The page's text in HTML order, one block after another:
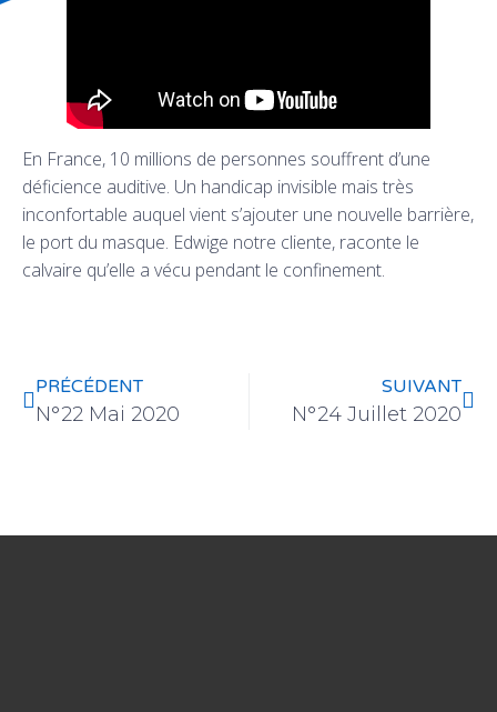
En France, 10 millions de personnes souffrent d’une
déficience auditive. Un handicap invisible mais très
inconfortable auquel vient s’ajouter une nouvelle barrière,
le port du masque. Edwige notre cliente, raconte le
calvaire qu’elle a vécu pendant le confinement.
PRÉCÉDENT
N°22 Mai 2020
SUIVANT
N°24 Juillet 2020